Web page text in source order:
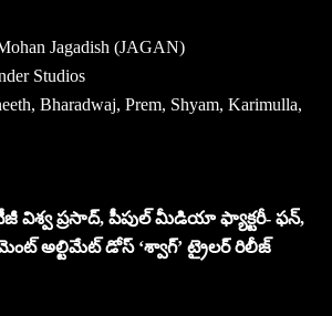
Jagadish (JAGAN)
Studios
Bharadwaj, Prem, Shyam, Karimulla,
విశ్వ ప్రసాద్, పీపుల్ మీడియా ఫ్యాక్టరీ- ఫన్,
అల్టిమేట్ డోస్ ‘శ్వాగ్’ ట్రైలర్ రిలీజ్